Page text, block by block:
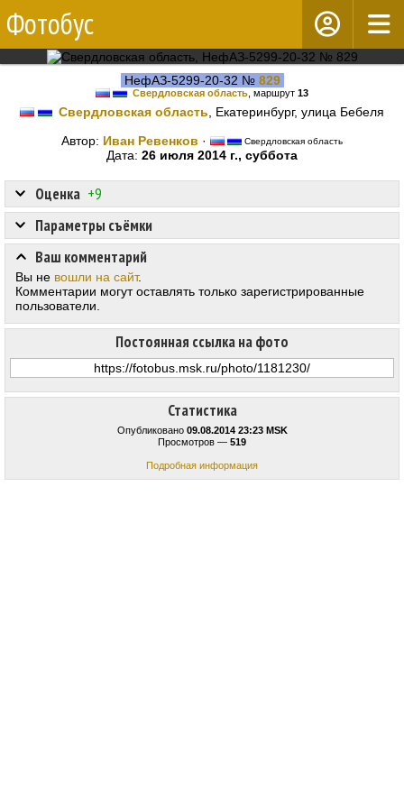
Фотобус
НефАЗ-5299-20-32 № 829
Свердловская область , маршрут 13
Свердловская область , Екатеринбург, улица Бебеля
Автор: Иван Ревенков · Свердловская область
Дата: 26 июля 2014 г., суббота
Статистика
Опубликовано 09.08.2014 23:23 MSK
Просмотров — 519
Подробная информация
Оценка +9
Постоянная ссылка на фото
Параметры съёмки
Ваш комментарий
Вы не вошли на сайт.
Комментарии могут оставлять только зарегистрированные
пользователи.